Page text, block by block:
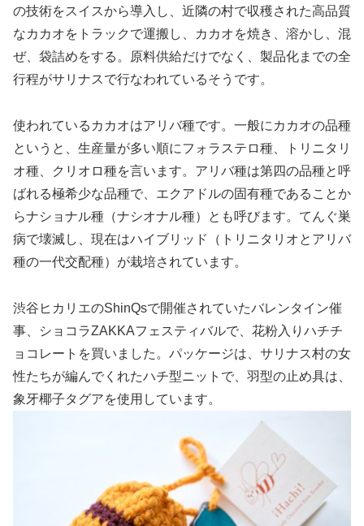
の技術をスイスから導入し、近隣の村で収穫された高品質
なカカオをトラックで運搬し、カカオを焼き、溶かし、混
ぜ、袋詰めをする。原料供給だけでなく、製品化までの全
行程がサリナスで行なわれているそうです。
使われているカカオはアリバ種です。一般にカカオの品種
というと、生産量が多い順にフォラステロ種、トリニタリ
オ種、クリオロ種を言います。アリバ種は第四の品種と呼
ばれる極希少な品種で、エクアドルの固有種であることか
らナショナル種（ナシオナル種）とも呼びます。てんぐ巣
病で壊滅し、現在はハイブリッド（トリニタリオとアリバ
種の一代交配種）が栽培されています。
渋谷ヒカリエのShinQsで開催されていたバレンタイン催
事、ショコラZAKKAフェスティバルで、花粉入りハチチ
ョコレートを買いました。パッケージは、サリナス村の女
性たちが編んでくれたハチ型ニットで、羽型の止め具は、
象牙椰子タグアを使用しています。